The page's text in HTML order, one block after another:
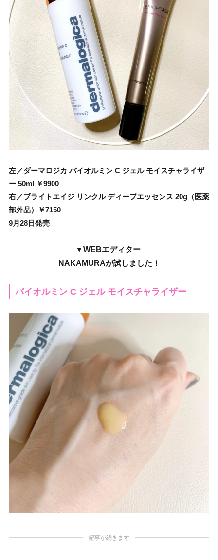
左／ダーマロジカ バイオルミン C ジェル モイスチャライザ
ー 50ml ￥9900
右／ブライトエイジ リンクル ディープエッセンス 20g（医薬
部外品）￥7150
9月28日発売
▼WEBエディター
NAKAMURAが試しました！
バイオルミン C ジェル モイスチャライザー
記事が続きます